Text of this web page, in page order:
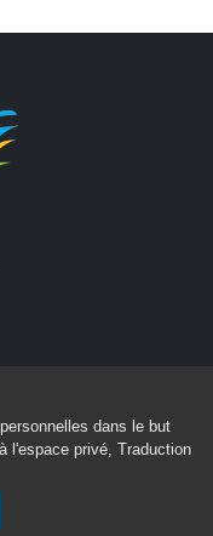
dans le but
l'espace privé, Traduction
des données